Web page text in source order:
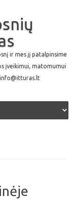
ir mes jį patalpinsime
įveikimui, matomumui
info@itturas.lt